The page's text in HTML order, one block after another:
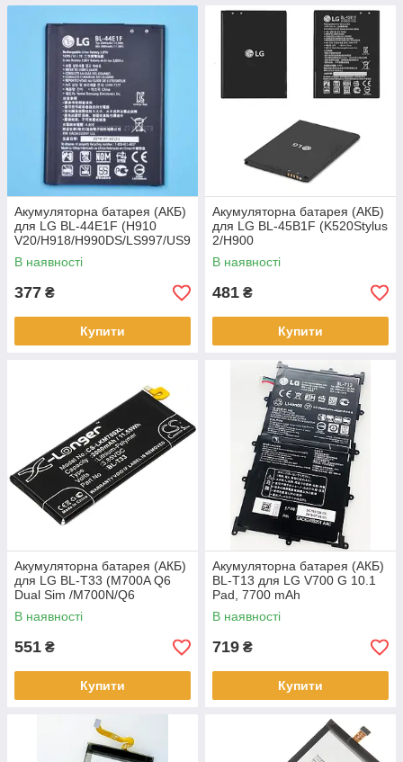
Акумуляторна батарея (АКБ)
для LG BL-44E1F (H910
V20/H918/H990DS/LS997/US9
96/VS995), 3200 mAh
В наявності
377 ₴
Купити
Акумуляторна батарея (АКБ)
для LG BL-45B1F (K520Stylus
2/H900
V10/H901/H960A/VS990),
3000 mAh
В наявності
481 ₴
Купити
Акумуляторна батарея (АКБ)
для LG BL-T33 (M700A Q6
Dual Sim /M700N/Q6
Plus/Q6a), 2900 mAh
В наявності
551 ₴
Купити
Акумуляторна батарея (АКБ)
BL-T13 для LG V700 G 10.1
Pad, 7700 mAh
В наявності
719 ₴
Купити